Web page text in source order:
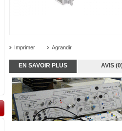
Imprimer Agrandir
EN SAVOIR PLUS AVIS